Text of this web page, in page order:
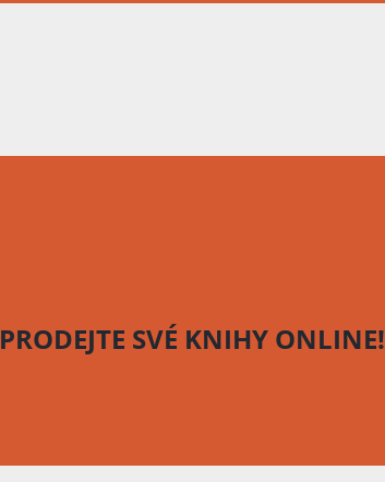
PRODEJTE SVÉ KNIHY ONLINE!